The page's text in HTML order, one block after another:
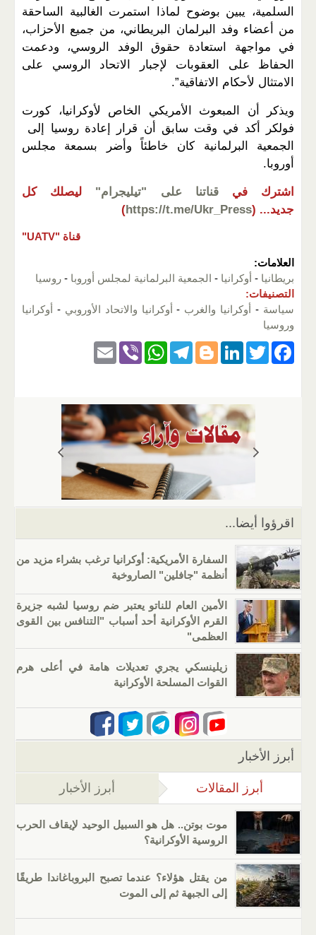
السلمية، يبين بوضوح لماذا استمرت الغالبية الساحقة
من أعضاء وفد البرلمان البريطاني، من جميع الأحزاب،
في مواجهة استعادة حقوق الوفد الروسي، ودعمت
الحفاظ على العقوبات لإجبار الاتحاد الروسي على
الامتثال لأحكام الاتفاقية”.
ويذكر أن المبعوث الأمريكي الخاص لأوكرانيا، كورت
فولكر أكد في وقت سابق أن قرار إعادة روسيا إلى
الجمعية البرلمانية كان خاطئاً وأضر بسمعة مجلس
أوروبا.
اشترك في قناتنا على "تيليجرام"
ليصلك كل
جديد... (
https://t.me/Ukr_Press
)
قناة "UATV"
العلامات:
بريطانيا - أوكرانيا - الجمعية البرلمانية لمجلس أوروبا - روسيا
التصنيفات:
سياسة - أوكرانيا والغرب - أوكرانيا والاتحاد الأوروبي - أوكرانيا
وروسيا
F
k
T
er
Li
e
dI
Bl
g
er
T
gr
a
m
W
s
A
p
p
Vi
اقرؤوا أيضا...
السفارة الأمريكية: أوكرانيا ترغب بشراء مزيد من
أنظمة "جافلين" الصاروخية
الأمين العام للناتو يعتبر ضم روسيا لشبه جزيرة
القرم الأوكرانية أحد أسباب "التنافس بين القوى
العظمى"
زيلينسكي يجري تعديلات هامة في أعلى هرم
القوات المسلحة الأوكرانية
أبرز الأخبار
أبرز المقالات (علامة التبويب النشطة)
أبرز الأخبار
موت بوتن.. هل هو السبيل الوحيد لإيقاف الحرب
الروسية الأوكرانية؟
من يقتل هؤلاء؟ عندما تصبح البروباغاندا طريقًا
إلى الجبهة ثم إلى الموت